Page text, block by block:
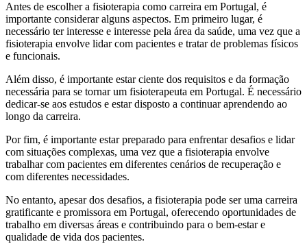
Antes de escolher a fisioterapia como carreira em Portugal, é
importante considerar alguns aspectos. Em primeiro lugar, é
necessário ter interesse e interesse pela área da saúde, uma vez que a
fisioterapia envolve lidar com pacientes e tratar de problemas físicos
e funcionais.
Além disso, é importante estar ciente dos requisitos e da formação
necessária para se tornar um fisioterapeuta em Portugal. É necessário
dedicar-se aos estudos e estar disposto a continuar aprendendo ao
longo da carreira.
Por fim, é importante estar preparado para enfrentar desafios e lidar
com situações complexas, uma vez que a fisioterapia envolve
trabalhar com pacientes em diferentes cenários de recuperação e
com diferentes necessidades.
No entanto, apesar dos desafios, a fisioterapia pode ser uma carreira
gratificante e promissora em Portugal, oferecendo oportunidades de
trabalho em diversas áreas e contribuindo para o bem-estar e
qualidade de vida dos pacientes.